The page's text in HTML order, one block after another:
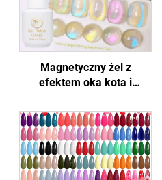
Magnetyczny żel z
efektem oka kota i